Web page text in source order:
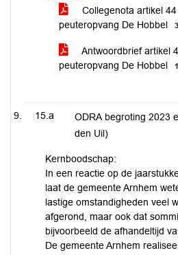
Collegenota artikel
peuteropvang De Hobbel
Antwoordbrief artikel
peuteropvang De Hobbel
15.a
ODRA begroting 2023
den Uil)
Kernboodschap:
In een reactie op de
laat de gemeente Arnhem
lastige omstandigheden veel
afgerond, maar ook dat
bijvoorbeeld de afhandeltijd
De gemeente Arnhem